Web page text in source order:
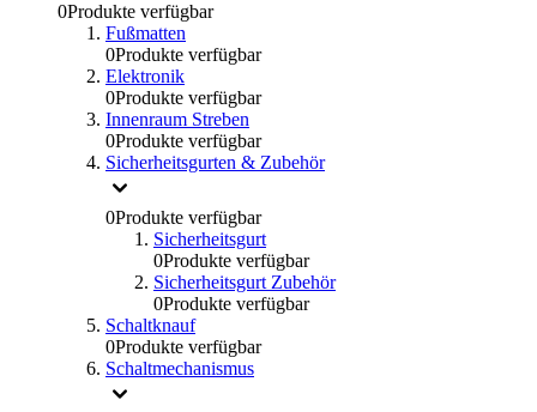
0Produkte verfügbar
Fußmatten
0Produkte verfügbar
Elektronik
0Produkte verfügbar
Innenraum Streben
0Produkte verfügbar
Sicherheitsgurten & Zubehör
0Produkte verfügbar
Sicherheitsgurt
0Produkte verfügbar
Sicherheitsgurt Zubehör
0Produkte verfügbar
Schaltknauf
0Produkte verfügbar
Schaltmechanismus